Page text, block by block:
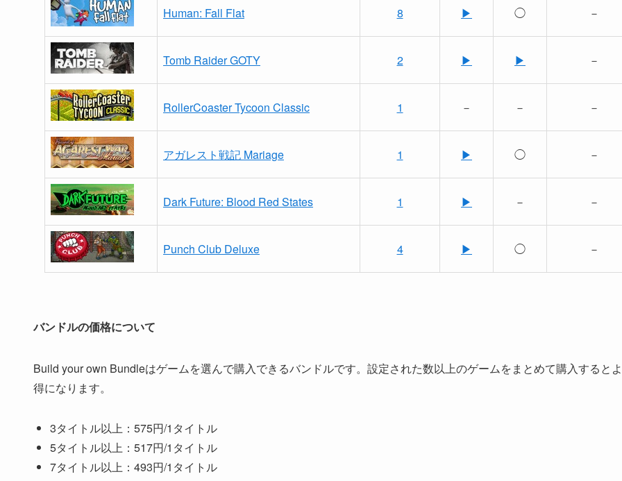
Human: Fall Flat 8 ▶ ◯ －
Tomb Raider GOTY 2 ▶ ▶ －
RollerCoaster Tycoon Classic 1 － － －
アガレスト戦記 Mariage 1 ▶ ◯ －
Dark Future: Blood Red States 1 ▶ － －
Punch Club Deluxe 4 ▶ ◯ －
バンドルの価格について
Build your own Bundleはゲームを選んで購入できるバンドルです。設定された数以上のゲームをまとめて購入すると
得になります。
3タイトル以上：575円/1タイトル
5タイトル以上：517円/1タイトル
7タイトル以上：493円/1タイトル